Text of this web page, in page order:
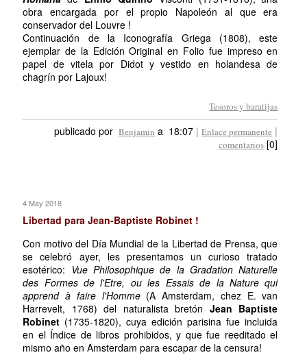
obra encargada por el propio Napoleón al que era
conservador del Louvre !
Continuación de la Iconografía Griega (1808), este
ejemplar de la Edición Original en Folio fue impreso en
papel de vitela por Didot y vestido en holandesa de
chagrín por Lajoux!
Tesoros y baratijas
publicado por Benjamin a 18:07 |Enlace permanente |
comentarios [0]
4 May 2018
Libertad para Jean-Baptiste Robinet !
Con motivo del Día Mundial de la Libertad de Prensa, que
se celebró ayer, les presentamos un curioso tratado
esotérico: Vue Philosophique de la Gradation Naturelle
des Formes de l'Etre, ou les Essais de la Nature qui
apprend à faire l'Homme(A Amsterdam, chez E. van
Harrevelt, 1768) del naturalista bretón Jean Baptiste
Robinet (1735-1820), cuya edición parisina fue incluida
en el Índice de libros prohibidos, y que fue reeditado el
mismo año en Amsterdam para escapar de la censura!